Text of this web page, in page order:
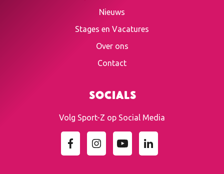
Nieuws
Stages en Vacatures
Over ons
Contact
Socials
Volg Sport-Z op Social Media